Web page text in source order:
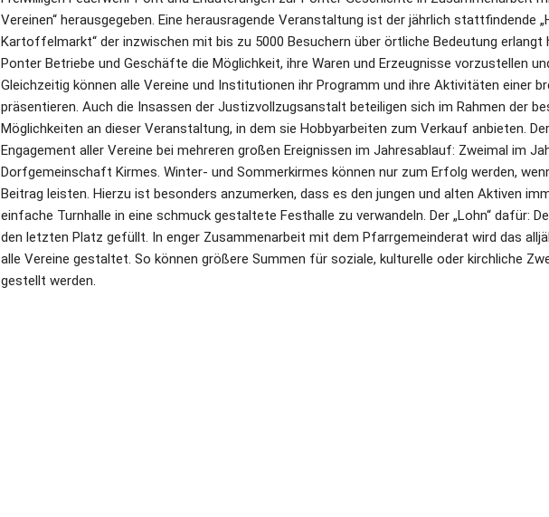
Vereinen“ herausgegeben. Eine herausragende Veranstaltung ist der jährlich stattfindende
Kartoffelmarkt“ der inzwischen mit bis zu 5000 Besuchern über örtliche Bedeutung erlangt
Ponter Betriebe und Geschäfte die Möglichkeit, ihre Waren und Erzeugnisse vorzustellen
Gleichzeitig können alle Vereine und Institutionen ihr Programm und ihre Aktivitäten einer
präsentieren. Auch die Insassen der Justizvollzugsanstalt beteiligen sich im Rahmen der
Möglichkeiten an dieser Veranstaltung, in dem sie Hobbyarbeiten zum Verkauf anbieten.
Engagement aller Vereine bei mehreren großen Ereignissen im Jahresablauf: Zweimal im
Dorfgemeinschaft Kirmes. Winter- und Sommerkirmes können nur zum Erfolg werden,
Beitrag leisten. Hierzu ist besonders anzumerken, dass es den jungen und alten Aktiven
einfache Turnhalle in eine schmuck gestaltete Festhalle zu verwandeln. Der „Lohn“ dafür:
den letzten Platz gefüllt. In enger Zusammenarbeit mit dem Pfarrgemeinderat wird das
alle Vereine gestaltet. So können größere Summen für soziale, kulturelle oder kirchliche
gestellt werden.